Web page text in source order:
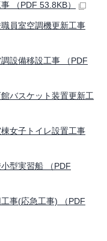
（PDF 53.8KB）
員室空調機更新工事
設備移設工事 （PDF
バスケット装置更新工
女子トイレ設置工事
型実習船 （PDF
事(応急工事) （PDF